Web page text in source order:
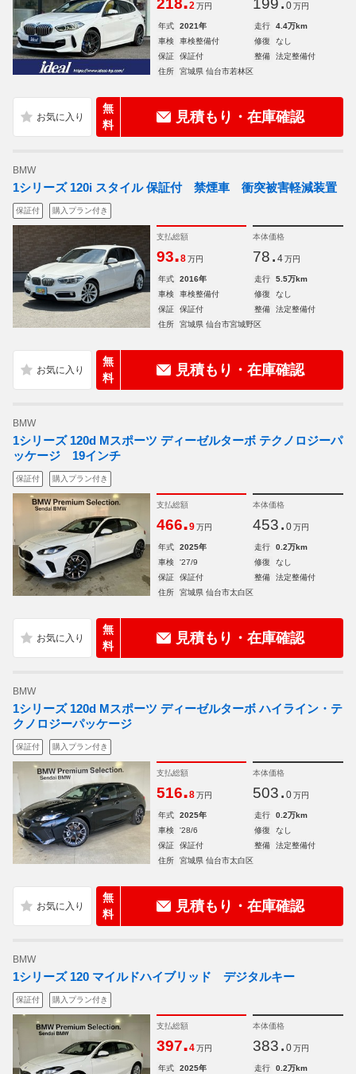
218 2 万円 199 0 万円
年式 2021年 走行
4.4万km
車検
車検整備付 修復
なし
保証
保証付 整備
法定整備付
住所
宮城県 仙台市若林区
無
料
見積もり・在庫確認
BMW
1シリーズ 120i スタイル 保証付 禁煙車 衝突被害軽減装置
保証付 購入プラン付き
支払総額
93.8 万円
本体価格
78. 4 万円
年式 2016年 走行
5.5万km
車検
車検整備付 修復
なし
保証
保証付 整備
法定整備付
住所
宮城県 仙台市宮城野区
無
料
見積もり・在庫確認
BMW
1シリーズ 120d Mスポーツ ディーゼルターボ テクノロジーパ
ッケージ 19インチ
保証付 購入プラン付き
支払総額
466.9 万円
本体価格
453. 0 万円
年式 2025年 走行
0.2万km
車検
'27/9 修復
なし
保証
保証付 整備
法定整備付
住所
宮城県 仙台市太白区
無
料
見積もり・在庫確認
BMW
1シリーズ 120d Mスポーツ ディーゼルターボ ハイライン・テ
クノロジーパッケージ
保証付 購入プラン付き
支払総額
516.8 万円
本体価格
503. 0 万円
年式 2025年 走行
0.2万km
車検
'28/6 修復
なし
保証
保証付 整備
法定整備付
住所
宮城県 仙台市太白区
無
料
見積もり・在庫確認
BMW
1シリーズ 120 マイルドハイブリッド デジタルキー
保証付 購入プラン付き
支払総額
397.4 万円
本体価格
383. 0 万円
年式 2025年 走行 0.2万km